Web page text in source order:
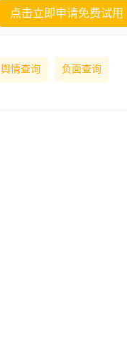
点击立即申请免费试用
舆情查询 负面查询